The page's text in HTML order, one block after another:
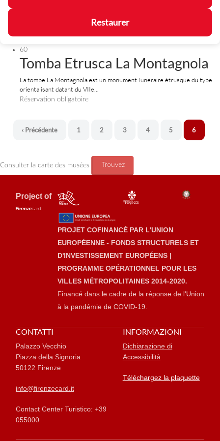
Restaurer
60
Tomba Etrusca La Montagnola
La tombe La Montagnola est un monument funéraire étrusque du type
orientalisant datant du VIIe...
Réservation obligatoire
‹ Précédente 1 2 3 4 5 6
Consulter la carte des musées Trouvez
Project of
PROJET COFINANCÉ PAR L'UNION
EUROPÉENNE - FONDS STRUCTURELS ET
D'INVESTISSEMENT EUROPÉENS |
PROGRAMME OPÉRATIONNEL POUR LES
VILLES MÉTROPOLITAINES 2014-2020.
Financé dans le cadre de la réponse de l'Union
à la pandémie de COVID-19.
CONTATTI
Palazzo Vecchio
Piazza della Signoria
50122 Firenze
info@firenzecard.it
Contact Center Turistico: +39
055000
INFORMAZIONI
Dichiarazione di
Accessibilità
Téléchargez la plaquette